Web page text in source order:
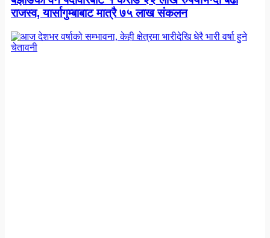
राजस्व, यार्सागुम्बाबाट मात्रै ७५ लाख संकलन